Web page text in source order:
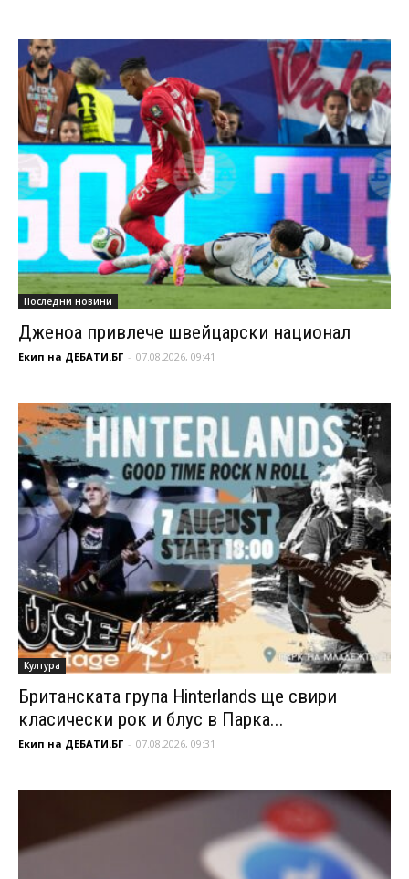
Последни новини
Дженоа привлече швейцарски национал
Екип на ДЕБАТИ.БГ - 07.08.2026, 09:41
Култура
Британската група Hinterlands ще свири
класически рок и блус в Парка...
Екип на ДЕБАТИ.БГ - 07.08.2026, 09:31